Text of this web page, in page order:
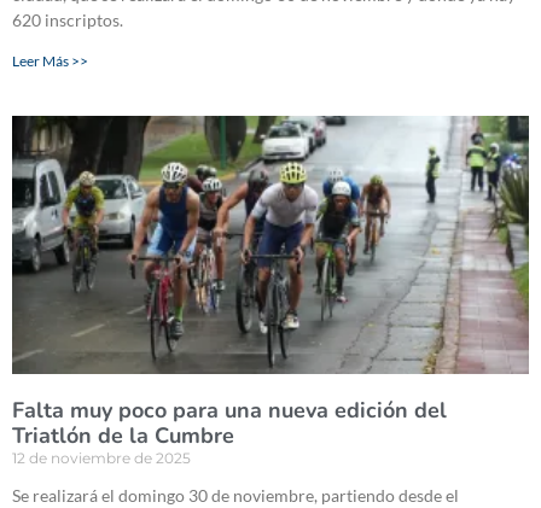
620 inscriptos.
Leer Más >>
Falta muy poco para una nueva edición del
Triatlón de la Cumbre
12 de noviembre de 2025
Se realizará el domingo 30 de noviembre, partiendo desde el